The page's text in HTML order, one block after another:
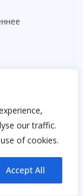
our traffic.
of cookies.
Accept All
я давно